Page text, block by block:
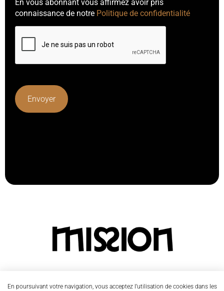
En vous abonnant vous affirmez avoir pris
connaissance de notre Politique de confidentialité
En poursuivant votre navigation, vous acceptez l’utilisation de cookies dans les